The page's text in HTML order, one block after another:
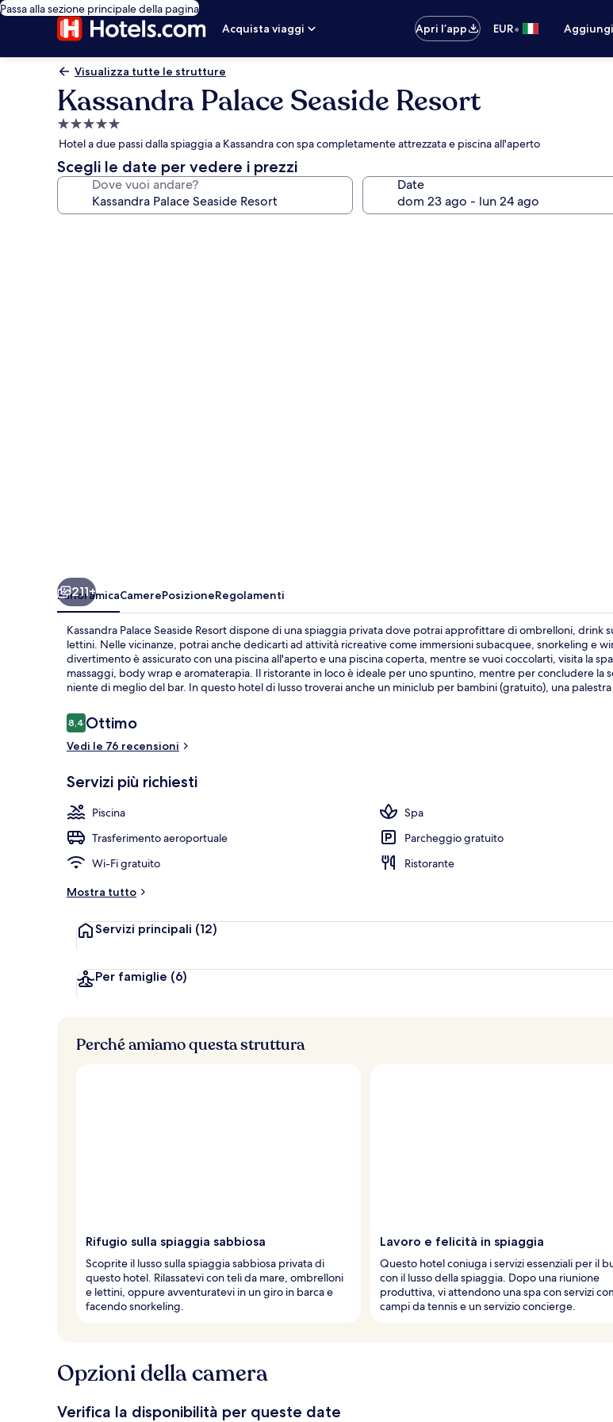
Passa alla sezione principale della pagina
Acquista viaggi
Apri l’app EUR•
Visualizza tutte le strutture
Kassandra Palace Seaside Resort
Struttura
a
5.0
stelle
Hotel a due passi dalla spiaggia a Kassandra con spa completamente attrezzata e piscina all'aperto
Scegli le date per vedere i prezzi
Dove vuoi andare? Date
211+
PanoramicaCamerePosizioneRegolamenti
Kassandra Palace Seaside Resort dispone di una spiaggia privata dove potrai approfittare di ombrelloni, drink
lettini. Nelle vicinanze, potrai anche dedicarti ad attività ricreative come immersioni subacquee, snorkeling e
divertimento è assicurato con una piscina all'aperto e una piscina coperta, mentre se vuoi coccolarti, visita la
massaggi, body wrap e aromaterapia. Il ristorante in loco è ideale per uno spuntino, mentre per concludere la
niente di meglio del bar. In questo hotel di lusso troverai anche un miniclub per bambini (gratuito), una palestra
Recensioni
8,48,4 su 10
Ottimo
Vedi le 76 recensioni
Servizi più richiesti
Piscina
Spa
Trasferimento aeroportuale
Parcheggio gratuito
Wi-Fi gratuito
Ristorante
Mostra tutto
Servizi principali (12)
Per famiglie (6)
Perché amiamo questa struttura
Rifugio sulla spiaggia sabbiosa
Scoprite il lusso sulla spiaggia sabbiosa privata di
questo hotel. Rilassatevi con teli da mare, ombrelloni
e lettini, oppure avventuratevi in un giro in barca e
facendo snorkeling.
Lavoro e felicità in spiaggia
Questo hotel coniuga i servizi essenziali per il
con il lusso della spiaggia. Dopo una riunione
produttiva, vi attendono una spa con servizi
campi da tennis e un servizio concierge.
Opzioni della camera
Verifica la disponibilità per queste date